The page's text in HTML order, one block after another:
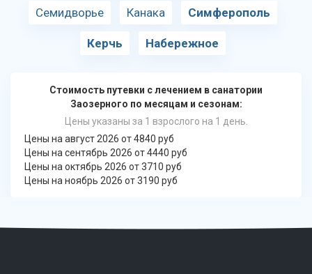
Семидворье Канака Симферополь
Керчь Набережное
Стоимость путевки с лечением в санатории
Заозерного по месяцам и сезонам:
Цены указаны за 1 взрослого на 1 день.
Цены на август 2026 от 4840 руб
Цены на сентябрь 2026 от 4440 руб
Цены на октябрь 2026 от 3710 руб
Цены на ноябрь 2026 от 3190 руб